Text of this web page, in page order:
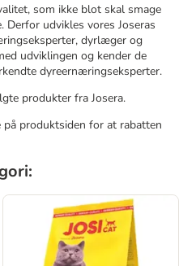
som ikke blot skal smage
udvikles vores Joseras
dyrlæger og
udviklingen og kender de
dyreernæringseksperter.
produkter fra Josera.
produktsiden for at rabatten